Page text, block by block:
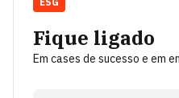
Fique ligado
Em cases de sucesso e em